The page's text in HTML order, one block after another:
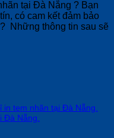
tại Đà Nẵng ? Bạn
có cam kết đảm bảo
Những thông tin sau sẽ
in tem nhãn tại Đà Nẵng.
Đà Nẵng.